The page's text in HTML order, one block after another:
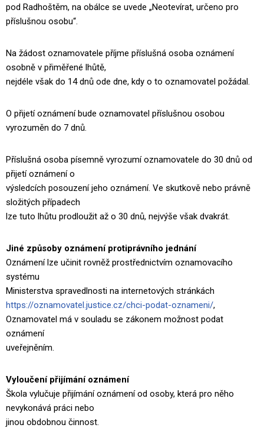
pod Radhoštěm, na obálce se uvede „Neotevírat, určeno pro
příslušnou osobu“.
Na žádost oznamovatele příjme příslušná osoba oznámení
osobně v přiměřené lhůtě,
nejdéle však do 14 dnů ode dne, kdy o to oznamovatel požádal.
O přijetí oznámení bude oznamovatel příslušnou osobou
vyrozuměn do 7 dnů.
Příslušná osoba písemně vyrozumí oznamovatele do 30 dnů od
přijetí oznámení o
výsledcích posouzení jeho oznámení. Ve skutkově nebo právně
složitých případech
lze tuto lhůtu prodloužit až o 30 dnů, nejvýše však dvakrát.
Jiné způsoby oznámení protiprávního jednání
Oznámení lze učinit rovněž prostřednictvím oznamovacího
systému
Ministerstva spravedlnosti na internetových stránkách
https://oznamovatel.justice.cz/chci-podat-oznameni/,
Oznamovatel má v souladu se zákonem možnost podat
oznámení
uveřejněním.
Vyloučení přijímání oznámení
Škola vylučuje přijímání oznámení od osoby, která pro něho
nevykonává práci nebo
jinou obdobnou činnost.